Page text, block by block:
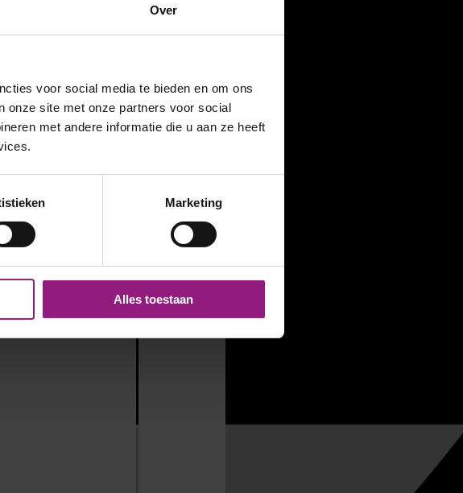
Over
voor social media te bieden en om ons
onze site met onze partners voor social
met andere informatie die u aan ze heeft
Marketing
Alles toestaan